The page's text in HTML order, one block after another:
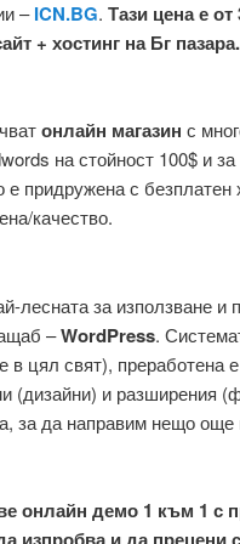
–ICN.BG. Тази цена е
+ хостинг на Бг пазара.
онлайн магазин с
на стойност 100$ и
придружена с безплатен
качество.
лесната за използване и
–WordPress.
цял свят), преработена
(дизайни) и разширения
за да направим нещо още
онлайн демо 1 към 1 с